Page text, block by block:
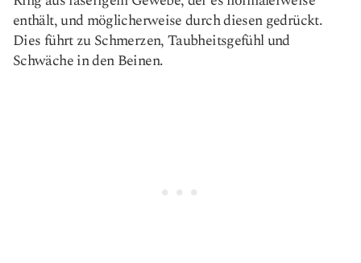
enthält, und möglicherweise durch diesen gedrückt.
Dies führt zu Schmerzen, Taubheitsgefühl und
Schwäche in den Beinen.